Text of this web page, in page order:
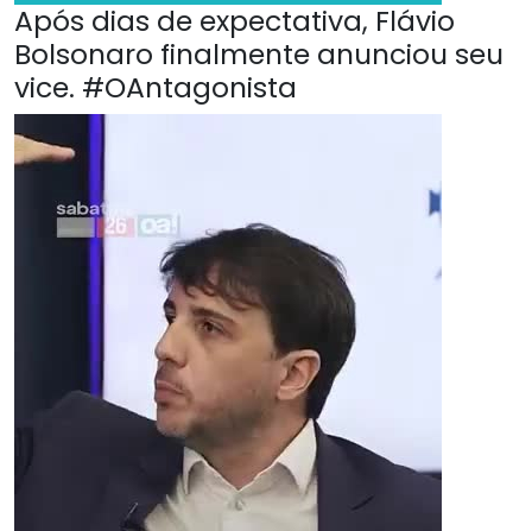
Após dias de expectativa, Flávio
Bolsonaro finalmente anunciou seu
vice. #OAntagonista